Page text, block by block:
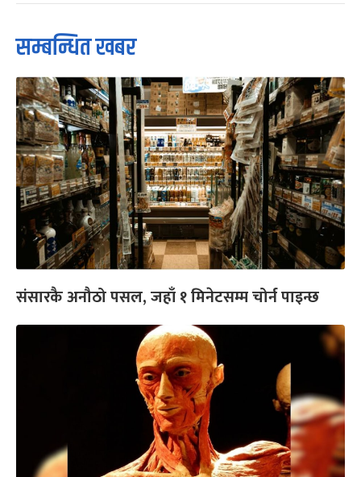
सम्बन्धित खबर
संसारकै अनौठो पसल, जहाँ १ मिनेटसम्म चोर्न पाइन्छ